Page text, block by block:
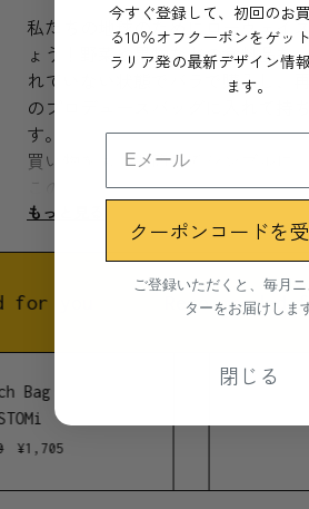
私たちの地球のためにローウェイ
ょう！野菜や果物などの食料品を
れていない状態でバラで購入し、
のプロデュースバッグに入れて持
す。
買い物をもっと簡単でシンプルに。
このプロデュースバッグはとても
す。 Sustomiの可愛いプリントを
たライフスタイルがきっと楽しく
素材
測量が簡単になるよう40gの測量タ
います。
もっと見る
for you Recommended
Bag
¥1,705
今すぐ登録して、初回のお
る10％オフクーポンをゲッ
ラリア発の最新デザイン情
ます。
クーポンコードを
ご登録いただくと、毎月
ターをお届けしま
閉じる